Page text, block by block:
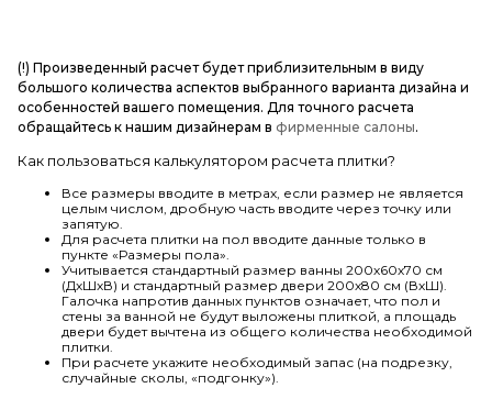
(!) Произведенный расчет будет приблизительным в виду
большого количества аспектов выбранного варианта дизайна и
особенностей вашего помещения. Для точного расчета
обращайтесь к нашим дизайнерам в фирменные салоны.
Как пользоваться калькулятором расчета плитки?
Все размеры вводите в метрах, если размер не является
целым числом, дробную часть вводите через точку или
запятую.
Для расчета плитки на пол вводите данные только в
пункте «Размеры пола».
Учитывается стандартный размер ванны 200х60х70 см
(ДхШхВ) и стандартный размер двери 200х80 см (ВхШ).
Галочка напротив данных пунктов означает, что пол и
стены за ванной не будут выложены плиткой, а площадь
двери будет вычтена из общего количества необходимой
плитки.
При расчете укажите необходимый запас (на подрезку,
случайные сколы, «подгонку»).